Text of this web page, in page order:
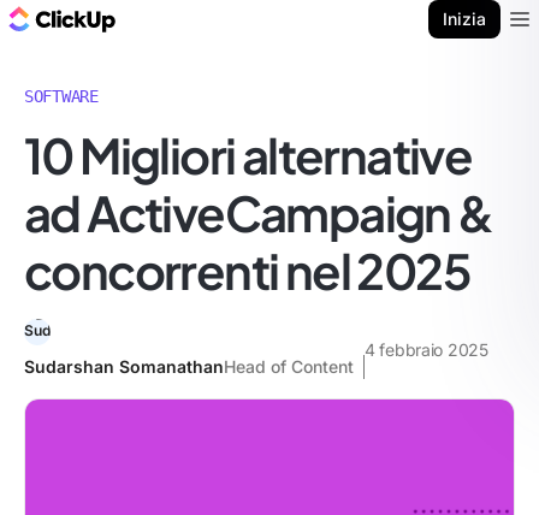
Inizia
SOFTWARE
10 Migliori alternative
ad ActiveCampaign &
concorrenti nel 2025
Sudarshan SomanathanHead of Content
4 febbraio 2025